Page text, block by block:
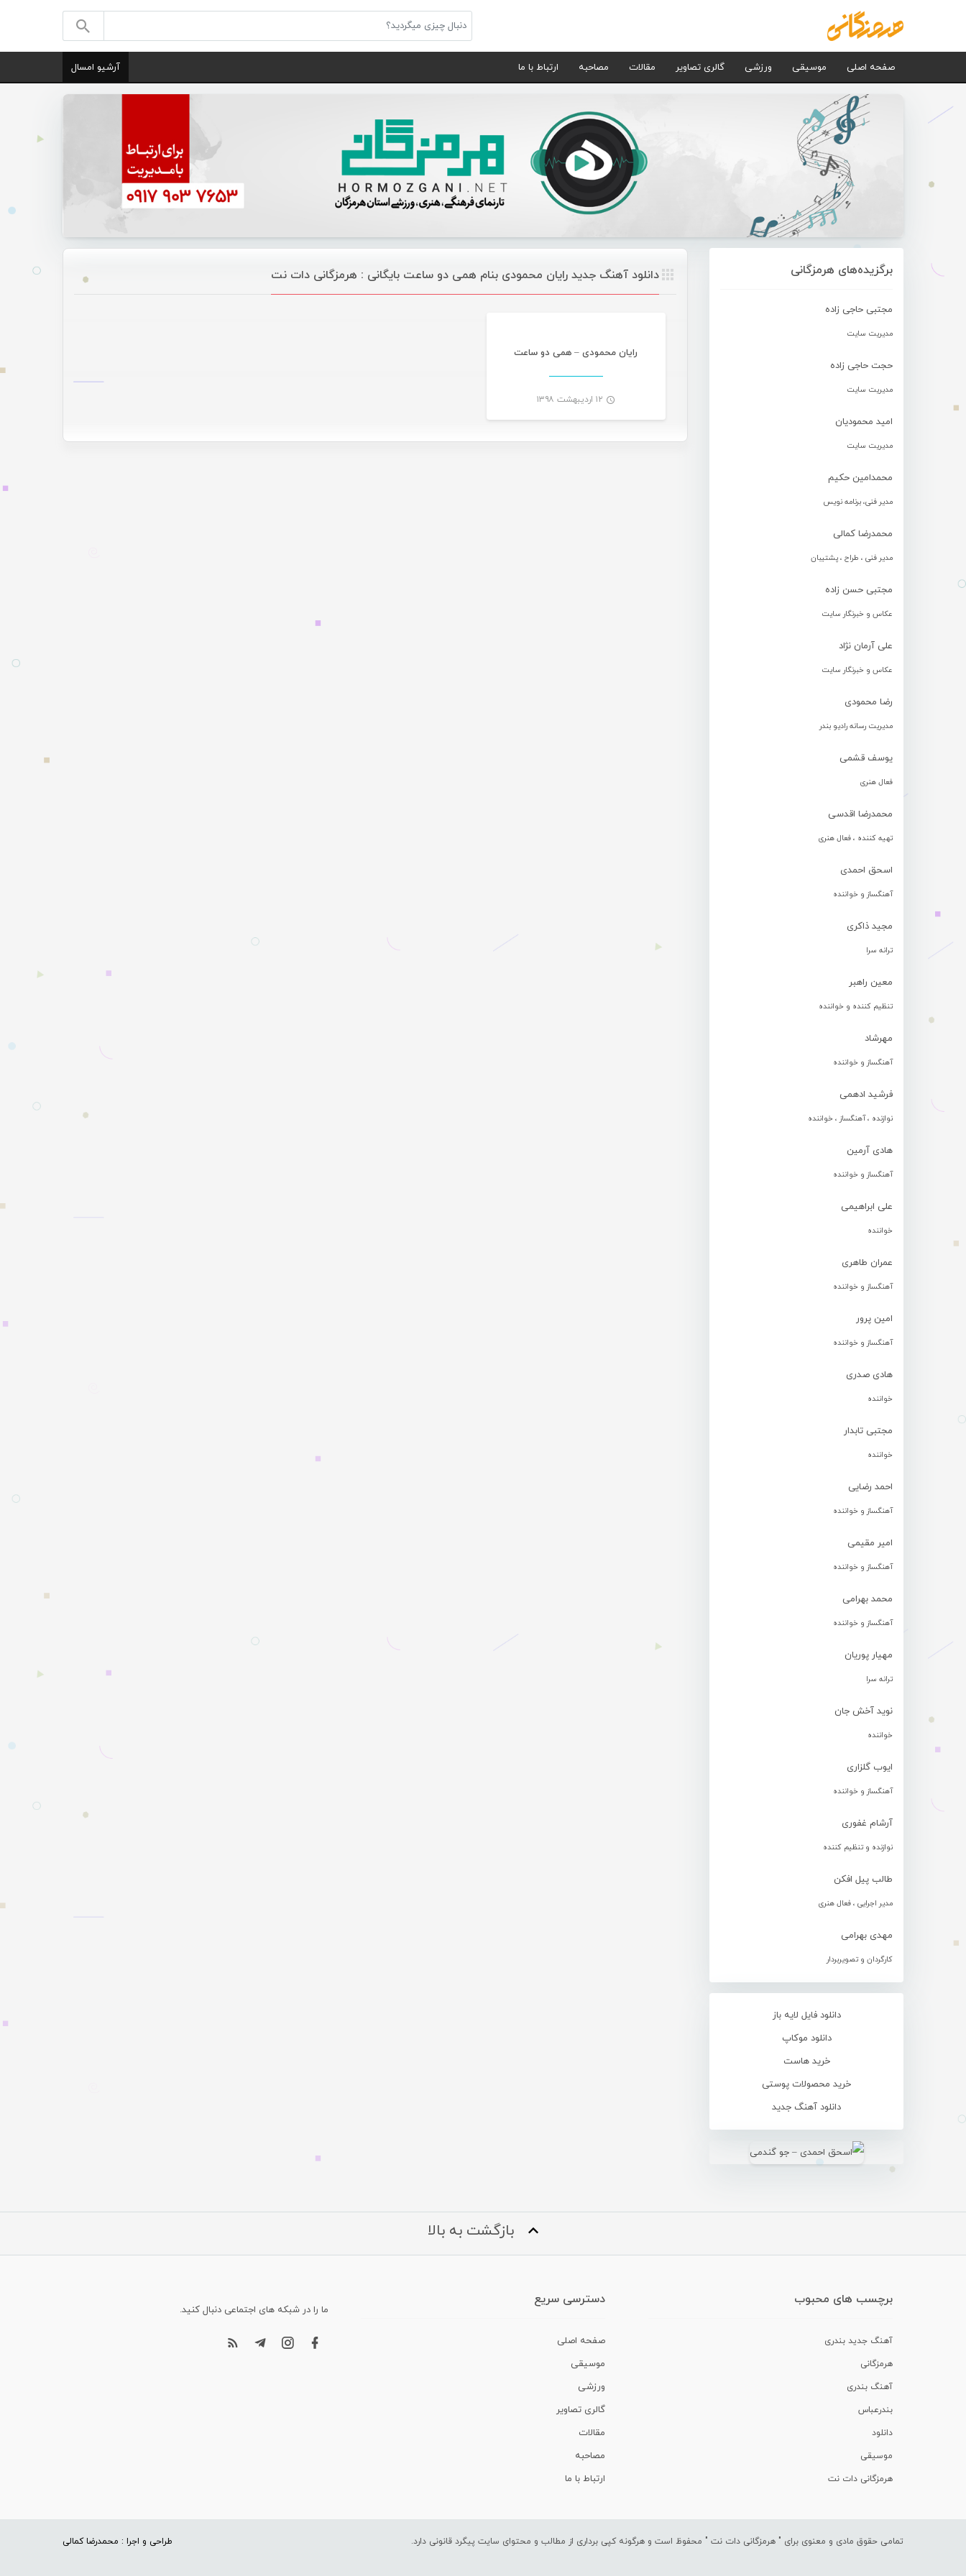
صفحه اصلی موسیقی ورزشی گالری تصاویر مقالات مصاحبه ارتباط با ما آرشیو امسال
برگزیده‌های هرمزگانی
مجتبی حاجی زاده
مدیریت سایت
حجت حاجی زاده
مدیریت سایت
امید محمودیان
مدیریت سایت
محمدامین حکیم
مدیر فنی، برنامه نویس
محمدرضا کمالی
مدیر فنی ، طراح ، پشتیبان
مجتبی حسن زاده
عکاس و خبرنگار سایت
علی آرمان نژاد
عکاس و خبرنگار سایت
رضا محمودی
مدیریت رسانه رادیو بندر
یوسف قشمی
فعال هنری
محمدرضا اقدسی
تهیه کننده ، فعال هنری
اسحق احمدی
آهنگساز و خواننده
مجید ذاکری
ترانه سرا
معین راهبر
تنظیم کننده و خواننده
مهرشاد
آهنگساز و خواننده
فرشید ادهمی
نوازنده ، آهنگساز ، خواننده
هادی آرمین
آهنگساز و خواننده
علی ابراهیمی
خواننده
عمران طاهری
آهنگساز و خواننده
امین پرور
آهنگساز و خواننده
هادی صدری
خواننده
مجتبی تابدار
خواننده
احمد رضایی
آهنگساز و خواننده
امیر مقیمی
آهنگساز و خواننده
محمد بهرامی
آهنگساز و خواننده
مهیار پوریان
ترانه سرا
نوید آخش جان
خواننده
ایوب گلزاری
آهنگساز و خواننده
آرشام غفوری
نوازنده و تنظیم کننده
طالب پیل افکن
مدیر اجرایی ، فعال هنری
مهدی بهرامی
کارگردان و تصویربردار
دانلود فایل لایه باز
دانلود موکاپ
خرید هاست
خرید محصولات پوستی
دانلود آهنگ جدید
دانلود آهنگ جدید رایان محمودی بنام همی دو ساعت بایگانی : هرمزگانی دات نت
رایان محمودی – همی دو ساعت
۱۲ اردیبهشت ۱۳۹۸
بازگشت به بالا
برچسب های محبوب
آهنگ جدید بندری
هرمزگانی
آهنگ بندری
بندرعباس
دانلود
موسیقی
هرمزگانی دات نت
دسترسی سریع
صفحه اصلی
موسیقی
ورزشی
گالری تصاویر
مقالات
مصاحبه
ارتباط با ما
ما را در شبکه های اجتماعی دنبال کنید.
تمامی حقوق مادی و معنوی برای " هرمزگانی دات نت " محفوظ است و هرگونه کپی برداری از مطالب و محتوای سایت پیگرد قانونی دارد. طراحی و اجرا : محمدرضا کمالی